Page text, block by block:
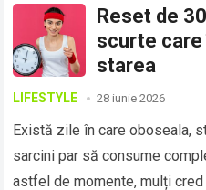
Reset de
scurte
starea
LIFESTYLE 28 iunie 2026
Există zile în care oboseala,
sarcini par să consume
astfel de momente, mulți